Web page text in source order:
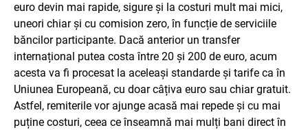
euro devin mai rapide, sigure și la costuri mult mai mici,
uneori chiar și cu comision zero, în funcție de serviciile
băncilor participante. Dacă anterior un transfer
internațional putea costa între 20 și 200 de euro, acum
acesta va fi procesat la aceleași standarde și tarife ca în
Uniunea Europeană, cu doar câțiva euro sau chiar gratuit.
Astfel, remiterile vor ajunge acasă mai repede și cu mai
puține costuri, ceea ce înseamnă mai mulți bani direct în